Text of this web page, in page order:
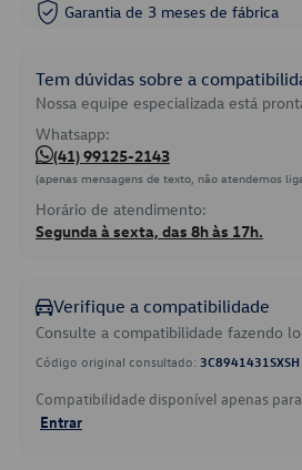
Garantia de 3 meses de fábrica
Tem dúvidas sobre a
Nossa equipe especializada está
Whatsapp:
(41) 99125-2143
(apenas mensagens de texto, não atendemos
Horário de atendimento:
Segunda à sexta, das 8h às 17h.
Verifique a compatibilidade
Consulte a compatibilidade fazendo
Código original consultado: 3C8941431SXSH
Compatibilidade disponível apenas
Entrar